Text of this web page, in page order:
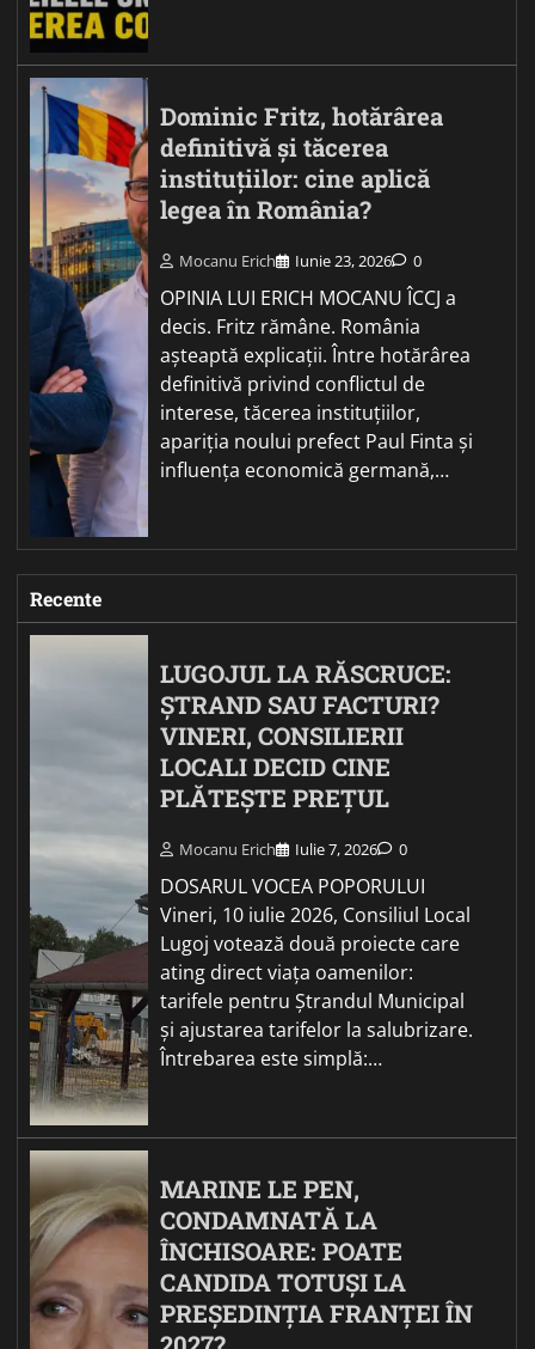
Dominic Fritz, hotărârea
definitivă și tăcerea
instituțiilor: cine aplică
legea în România?
Mocanu Erich Iunie 23, 2026 0
OPINIA LUI ERICH MOCANU ÎCCJ a
decis. Fritz rămâne. România
așteaptă explicații. Între hotărârea
definitivă privind conflictul de
interese, tăcerea instituțiilor,
apariția noului prefect Paul Finta și
influența economică germană,…
Recente
LUGOJUL LA RĂSCRUCE:
ȘTRAND SAU FACTURI?
VINERI, CONSILIERII
LOCALI DECID CINE
PLĂTEȘTE PREȚUL
Mocanu Erich Iulie 7, 2026 0
DOSARUL VOCEA POPORULUI
Vineri, 10 iulie 2026, Consiliul Local
Lugoj votează două proiecte care
ating direct viața oamenilor:
tarifele pentru Ștrandul Municipal
și ajustarea tarifelor la salubrizare.
Întrebarea este simplă:…
MARINE LE PEN,
CONDAMNATĂ LA
ÎNCHISOARE: POATE
CANDIDA TOTUȘI LA
PREȘEDINȚIA FRANȚEI ÎN